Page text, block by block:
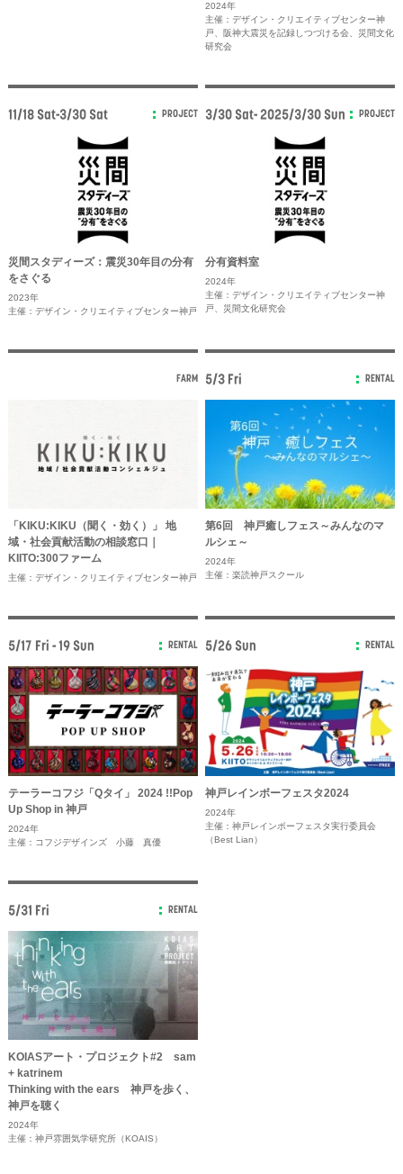
2024年
主催：デザイン・クリエイティブセンター神
戸、阪神大震災を記録しつづける会、災間文化
研究会
11/18 Sat-3/30 Sat PROJECT
災間スタディーズ：震災30年目の分有
をさぐる
2023年
主催：デザイン・クリエイティブセンター神戸
3/30 Sat- 2025/3/30 Sun PROJECT
分有資料室
2024年
主催：デザイン・クリエイティブセンター神
戸、災間文化研究会
FARM
「KIKU:KIKU（聞く・効く）」 地
域・社会貢献活動の相談窓口｜
KIITO:300ファーム
主催：デザイン・クリエイティブセンター神戸
5/3 Fri RENTAL
第6回 神戸癒しフェス～みんなのマ
ルシェ～
2024年
主催：楽読神戸スクール
5/17 Fri - 19 Sun RENTAL
テーラーコフジ「Qタイ」 2024 !!Pop
Up Shop in 神戸
2024年
主催：コフジデザインズ 小藤 真優
5/26 Sun RENTAL
神戸レインボーフェスタ2024
2024年
主催：神戸レインボーフェスタ実行委員会
（Best Lian）
5/31 Fri RENTAL
KOIASアート・プロジェクト#2 sam
+ katrinem
Thinking with the ears 神戸を歩く、
神戸を聴く
2024年
主催：神戸雰囲気学研究所（KOAIS）